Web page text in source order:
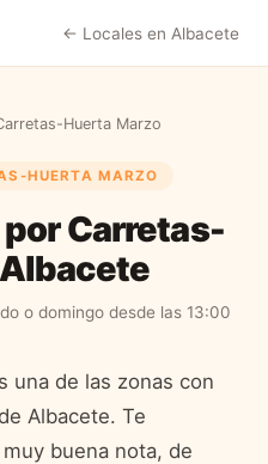
← Locales en Albacete
Huerta Marzo
HUERTA MARZO
Carretas-
o domingo desde las 13:00
una de las zonas con
Albacete. Te
buena nota, de